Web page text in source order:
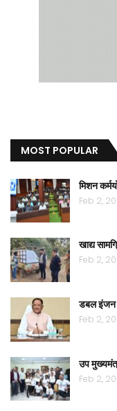
MOST POPULAR
मिशन
Feb 2,
खाद्य
Feb 2,
डबल इंजन
Feb 2,
उप
Feb 2,